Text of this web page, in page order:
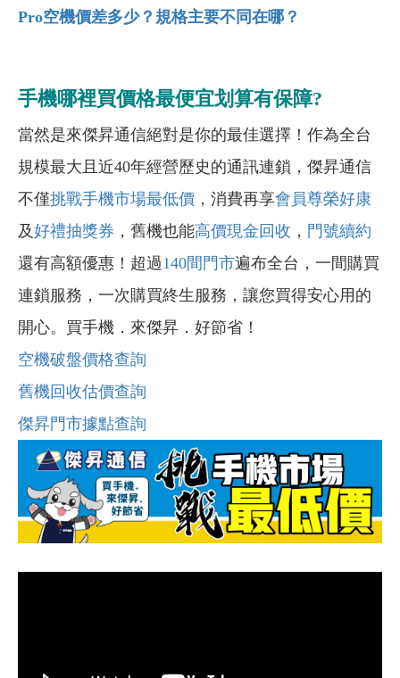
Pro空機價差多少？規格主要不同在哪？
手機哪裡買價格最便宜划算有保障?
當然是來傑昇通信絕對是你的最佳選擇！作為全台
規模最大且近40年經營歷史的通訊連鎖，傑昇通信
不僅挑戰手機市場最低價 ，消費再享會員尊榮好康
及好禮抽獎券 ，舊機也能高價現金回收 ， 門號續約
還有高額優惠！超過140間門市遍布全台，一間購買
連鎖服務，一次購買終生服務，讓您買得安心用的
開心。買手機．來傑昇．好節省！
空機破盤價格查詢
舊機回收估價查詢
傑昇門市據點查詢